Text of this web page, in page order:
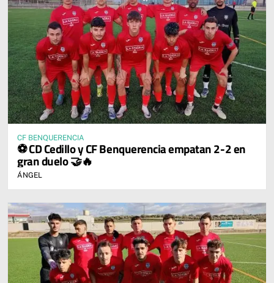
CF BENQUERENCIA
⚽ CD Cedillo y CF Benquerencia empatan 2-2 en
gran duelo 🤝🔥
ÁNGEL